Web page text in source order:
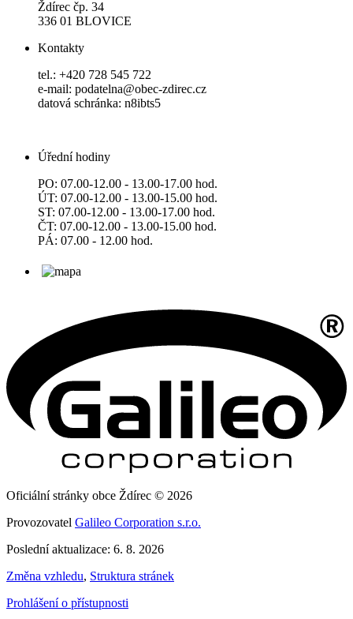
Ždírec čp. 34
336 01 BLOVICE
Kontakty
tel.: +420 728 545 722
e-mail: podatelna@obec-zdirec.cz
datová schránka: n8ibts5
Úřední hodiny
PO: 07.00-12.00 - 13.00-17.00 hod.
ÚT: 07.00-12.00 - 13.00-15.00 hod.
ST: 07.00-12.00 - 13.00-17.00 hod.
ČT: 07.00-12.00 - 13.00-15.00 hod.
PÁ: 07.00 - 12.00 hod.
Oficiální stránky obce Ždírec © 2026
Provozovatel Galileo Corporation s.r.o.
Poslední aktualizace: 6. 8. 2026
Změna vzhledu, Struktura stránek
Prohlášení o přístupnosti